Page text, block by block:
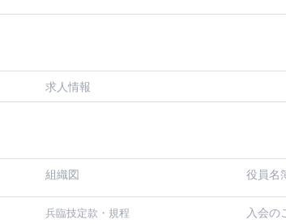
求人情報
組織図 役員名
兵臨技定款・規程 入会の